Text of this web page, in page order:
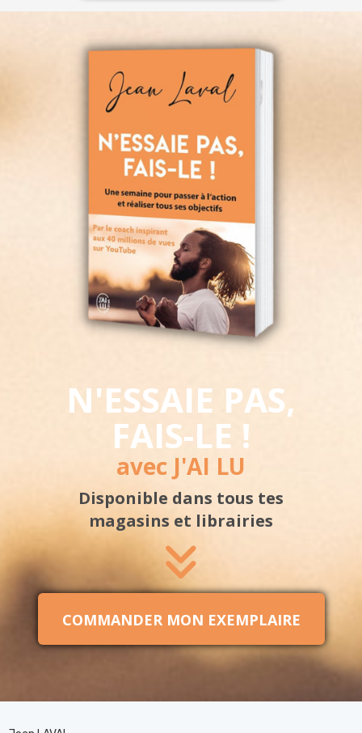
N'ESSAIE PAS,
FAIS-LE !
avec J'AI LU
Disponible dans tous tes
magasins et librairies
COMMANDER MON EXEMPLAIRE